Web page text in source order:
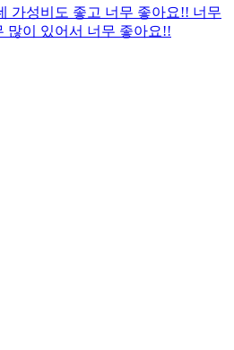
가성비도 좋고 너무 좋아요!! 너무
많이 있어서 너무 좋아요!!